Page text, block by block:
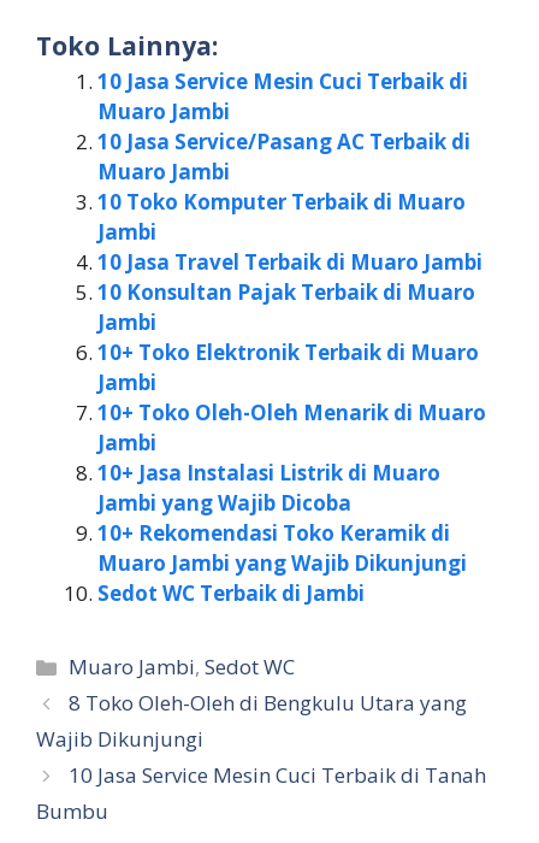
Toko Lainnya:
10 Jasa Service Mesin Cuci Terbaik di
Muaro Jambi
10 Jasa Service/Pasang AC Terbaik di
Muaro Jambi
10 Toko Komputer Terbaik di Muaro
Jambi
10 Jasa Travel Terbaik di Muaro Jambi
10 Konsultan Pajak Terbaik di Muaro
Jambi
10+ Toko Elektronik Terbaik di Muaro
Jambi
10+ Toko Oleh-Oleh Menarik di Muaro
Jambi
10+ Jasa Instalasi Listrik di Muaro
Jambi yang Wajib Dicoba
10+ Rekomendasi Toko Keramik di
Muaro Jambi yang Wajib Dikunjungi
Sedot WC Terbaik di Jambi
Kategori
Muaro Jambi,Sedot WC
8 Toko Oleh-Oleh di Bengkulu Utara yang
Wajib Dikunjungi
10 Jasa Service Mesin Cuci Terbaik di Tanah
Bumbu